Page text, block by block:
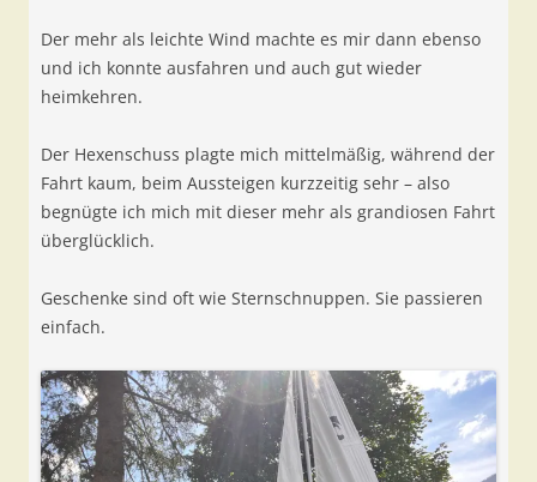
Der mehr als leichte Wind machte es mir dann ebenso
und ich konnte ausfahren und auch gut wieder
heimkehren.
Der Hexenschuss plagte mich mittelmäßig, während der
Fahrt kaum, beim Aussteigen kurzzeitig sehr – also
begnügte ich mich mit dieser mehr als grandiosen Fahrt
überglücklich.
Geschenke sind oft wie Sternschnuppen. Sie passieren
einfach.